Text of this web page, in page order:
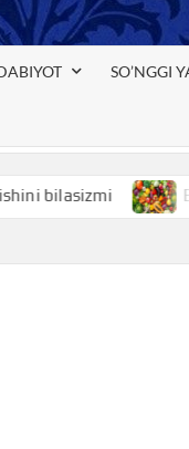
SO’NGGI
Baliq